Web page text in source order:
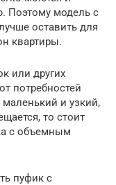
Поэтому модель с
оставить для
квартиры.
или других
потребностей
и узкий,
то стоит
с объемным
пуфик с